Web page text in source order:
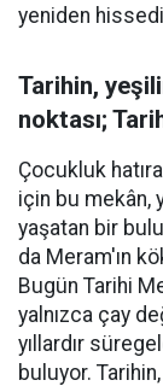
yeniden
Tarihin,
noktası;
Çocukluk
için bu mekân,
yaşatan bir
da Meram'ın
Bugün Tarihi
yalnızca çay
yıllardır
buluyor.